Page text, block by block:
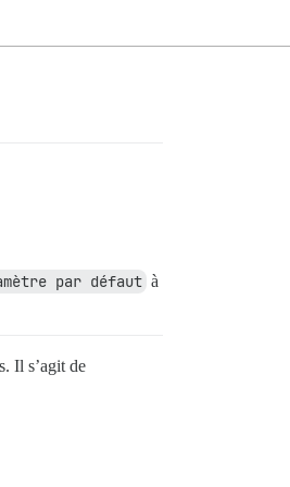
par défaut à
Il s’agit de